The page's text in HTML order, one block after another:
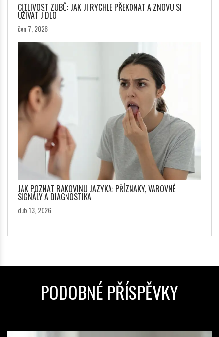
CITLIVOST ZUBŮ: JAK JI RYCHLE PŘEKONAT A ZNOVU SI
UŽÍVAT JÍDLO
čen 7, 2026
JAK POZNAT RAKOVINU JAZYKA: PŘÍZNAKY, VAROVNÉ
SIGNÁLY A DIAGNOSTIKA
dub 13, 2026
PODOBNÉ PŘÍSPĚVKY